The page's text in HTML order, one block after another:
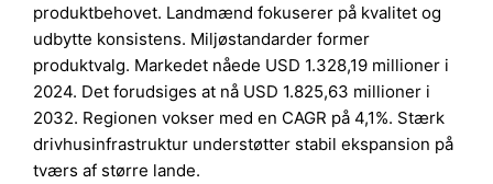
produktbehovet. Landmænd fokuserer på kvalitet og
udbytte konsistens. Miljøstandarder former
produktvalg. Markedet nåede USD 1.328,19 millioner i
2024. Det forudsiges at nå USD 1.825,63 millioner i
2032. Regionen vokser med en CAGR på 4,1%. Stærk
drivhusinfrastruktur understøtter stabil ekspansion på
tværs af større lande.